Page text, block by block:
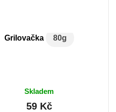
Grilovačka 80g
Skladem
59 Kč